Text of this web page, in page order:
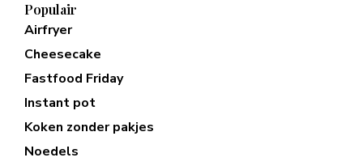
Populair
Airfryer
Cheesecake
Fastfood Friday
Instant pot
Koken zonder pakjes
Noedels